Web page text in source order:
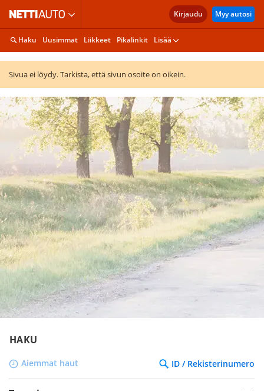
Kirjaudu Myy autosi
Haku Uusimmat Liikkeet Pikalinkit Lisää
Sivua ei löydy. Tarkista, että sivun osoite on oikein.
HAKU
Aiemmat haut ID / Rekisterinumero